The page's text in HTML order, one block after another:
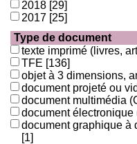
2018 [29]
2017 [25]
Type de document
texte imprimé (livres,
TFE [136]
objet à 3 dimensions,
document projeté ou
document multimédia
document électronique
document graphique à
[1]